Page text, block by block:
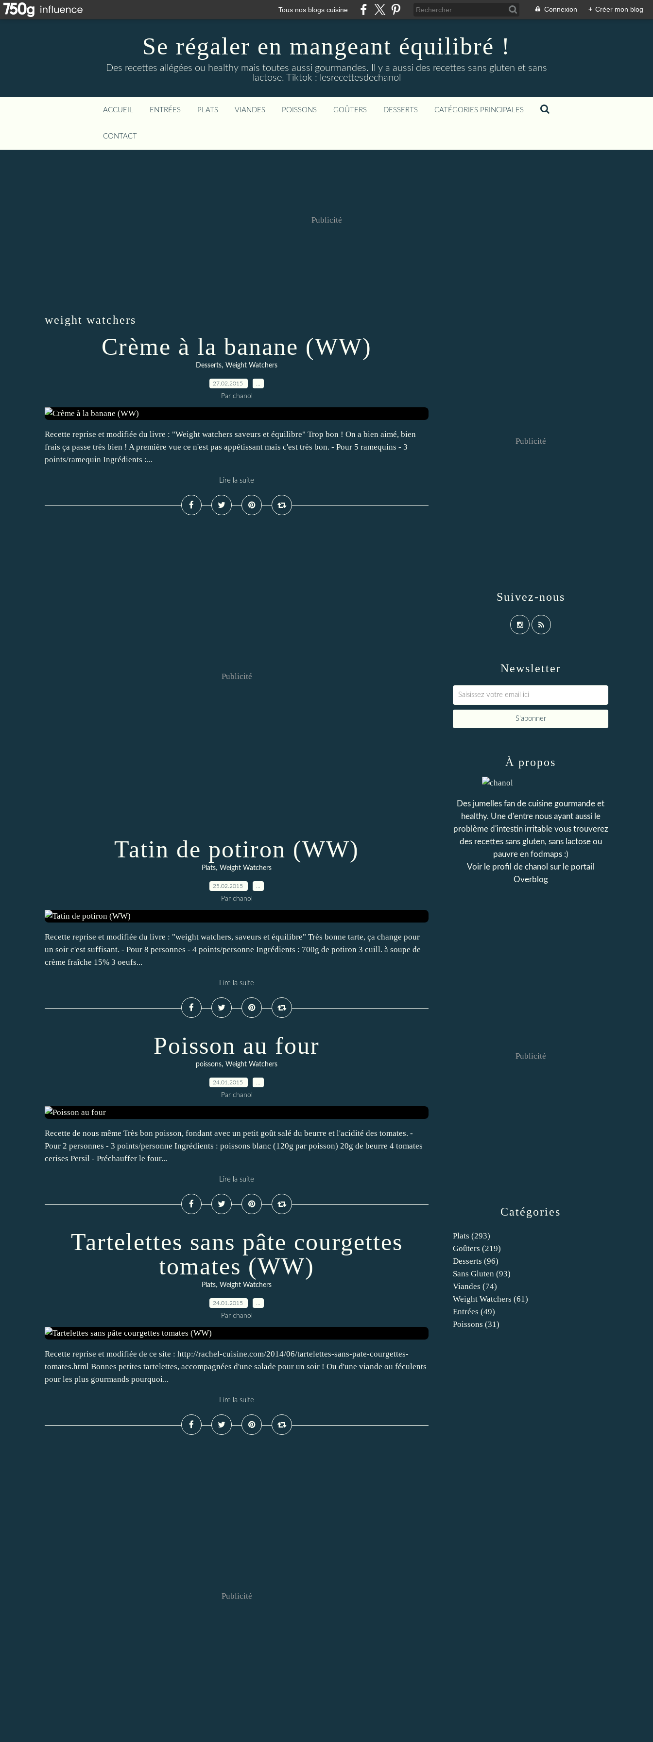
Tous nos blogs cuisine Connexion + Créer mon blog
Se régaler en mangeant équilibré !
Des recettes allégées ou healthy mais toutes aussi gourmandes. Il y a aussi des recettes sans gluten et sans
lactose. Tiktok : lesrecettesdechanol
ACCUEIL ENTRÉES PLATS VIANDES POISSONS GOÛTERS DESSERTS CATÉGORIES PRINCIPALES
CONTACT
Publicité
weight watchers
Crème à la banane (WW)
Desserts, Weight Watchers
27.02.2015
Par chanol
Recette reprise et modifiée du livre : "Weight watchers saveurs et équilibre" Trop bon ! On a bien aimé, bien
frais ça passe très bien ! A première vue ce n'est pas appétissant mais c'est très bon. - Pour 5 ramequins - 3
points/ramequin Ingrédients :...
Lire la suite
Publicité
Tatin de potiron (WW)
Plats, Weight Watchers
25.02.2015
Par chanol
Recette reprise et modifiée du livre : "weight watchers, saveurs et équilibre" Très bonne tarte, ça change pour
un soir c'est suffisant. - Pour 8 personnes - 4 points/personne Ingrédients : 700g de potiron 3 cuill. à soupe de
crème fraîche 15% 3 oeufs...
Lire la suite
Poisson au four
poissons, Weight Watchers
24.01.2015
Par chanol
Recette de nous même Très bon poisson, fondant avec un petit goût salé du beurre et l'acidité des tomates. -
Pour 2 personnes - 3 points/personne Ingrédients : poissons blanc (120g par poisson) 20g de beurre 4 tomates
cerises Persil - Préchauffer le four...
Lire la suite
Tartelettes sans pâte courgettes
tomates (WW)
Plats, Weight Watchers
24.01.2015
Par chanol
Recette reprise et modifiée de ce site : http://rachel-cuisine.com/2014/06/tartelettes-sans-pate-courgettes-
tomates.html Bonnes petites tartelettes, accompagnées d'une salade pour un soir ! Ou d'une viande ou féculents
pour les plus gourmands pourquoi...
Lire la suite
Publicité
Newsletter
Publicité
Catégories
Plats (293)
Goûters (219)
Desserts (96)
Sans Gluten (93)
Viandes (74)
Weight Watchers (61)
Entrées (49)
Poissons (31)
Suivez-nous
À propos
Des jumelles fan de cuisine gourmande et
healthy. Une d'entre nous ayant aussi le
problème d'intestin irritable vous trouverez
des recettes sans gluten, sans lactose ou
pauvre en fodmaps :)
Voir le profil de chanol sur le portail
Overblog
Publicité